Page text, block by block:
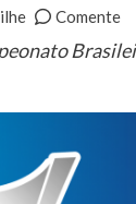
Comente